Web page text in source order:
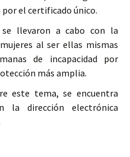
el certificado único.
llevaron a cabo con la
al ser ellas mismas
de incapacidad por
más amplia.
este tema, se encuentra
la dirección electrónica